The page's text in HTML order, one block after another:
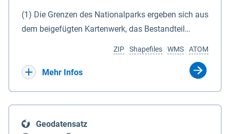
(1) Die Grenzen des Nationalparks ergeben sich aus
dem beigefügten Kartenwerk, das Bestandteil
(DTK) im Maßstab 1 : 100 000 (Anlage 2), 2.
verkleinerte Amtliche Karte 1 : 5 000 (AK5) im
projizierte Koordinaten im Europäischen
ATOM
WMS
Shapefiles
ZIP
Mehr Infos
Geodatensatz